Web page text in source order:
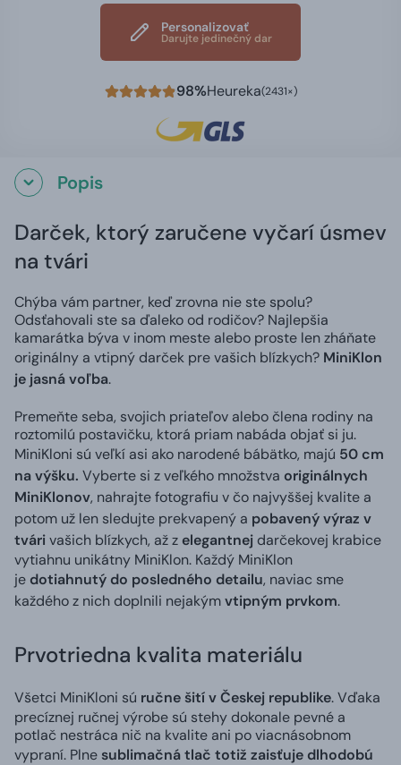
Personalizovať
Darujte jedinečný dar
98%Heureka(2431×)
Popis
Darček, ktorý zaručene vyčarí úsmev
na tvári
Chýba vám partner, keď zrovna nie ste spolu?
Odsťahovali ste sa ďaleko od rodičov? Najlepšia
kamarátka býva v inom meste alebo proste len zháňate
originálny a vtipný darček pre vašich blízkych? MiniKlon
je jasná voľba.
Premeňte seba, svojich priateľov alebo člena rodiny na
roztomilú postavičku, ktorá priam nabáda objať si ju.
MiniKloni sú veľkí asi ako narodené bábätko, majú 50 cm
na výšku. Vyberte si z veľkého množstva originálnych
MiniKlonov, nahrajte fotografiu v čo najvyššej kvalite a
potom už len sledujte prekvapený a pobavený výraz v
tvárivašich blízkych, až z elegantnej darčekovej krabice
vytiahnu unikátny MiniKlon. Každý MiniKlon
je dotiahnutý do posledného detailu, naviac sme
každého z nich doplnili nejakýmvtipným prvkom.
Prvotriedna kvalita materiálu
Všetci MiniKloni sú ručne šití v Českej republike. Vďaka
precíznej ručnej výrobe sú stehy dokonale pevné a
potlač nestráca nič na kvalite ani po viacnásobnom
vypraní. Plne sublimačná tlač totiž zaisťuje dlhodobú